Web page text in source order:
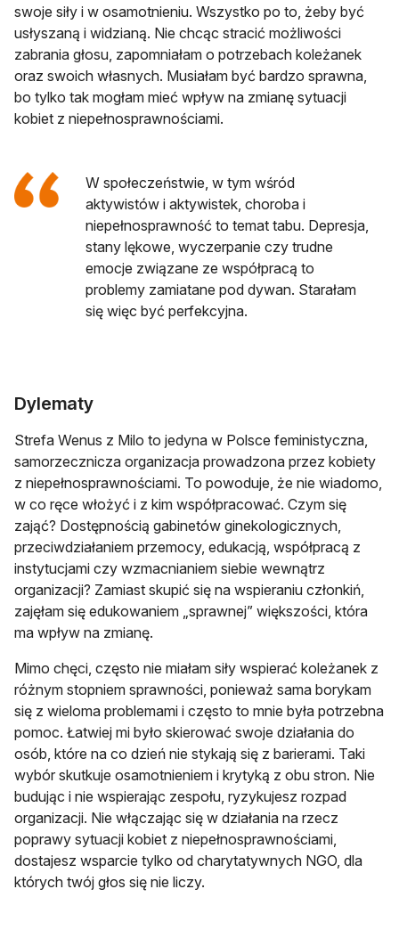
swoje siły i w osamotnieniu. Wszystko po to, żeby być
usłyszaną i widzianą. Nie chcąc stracić możliwości
zabrania głosu, zapomniałam o potrzebach koleżanek
oraz swoich własnych. Musiałam być bardzo sprawna,
bo tylko tak mogłam mieć wpływ na zmianę sytuacji
kobiet z niepełnosprawnościami.
W społeczeństwie, w tym wśród
aktywistów i aktywistek, choroba i
niepełnosprawność to temat tabu. Depresja,
stany lękowe, wyczerpanie czy trudne
emocje związane ze współpracą to
problemy zamiatane pod dywan. Starałam
się więc być perfekcyjna.
Dylematy
Strefa Wenus z Milo to jedyna w Polsce feministyczna,
samorzecznicza organizacja prowadzona przez kobiety
z niepełnosprawnościami. To powoduje, że nie wiadomo,
w co ręce włożyć i z kim współpracować. Czym się
zająć? Dostępnością gabinetów ginekologicznych,
przeciwdziałaniem przemocy, edukacją, współpracą z
instytucjami czy wzmacnianiem siebie wewnątrz
organizacji? Zamiast skupić się na wspieraniu członkiń,
zajęłam się edukowaniem „sprawnej” większości, która
ma wpływ na zmianę.
Mimo chęci, często nie miałam siły wspierać koleżanek z
różnym stopniem sprawności, ponieważ sama borykam
się z wieloma problemami i często to mnie była potrzebna
pomoc. Łatwiej mi było skierować swoje działania do
osób, które na co dzień nie stykają się z barierami. Taki
wybór skutkuje osamotnieniem i krytyką z obu stron. Nie
budując i nie wspierając zespołu, ryzykujesz rozpad
organizacji. Nie włączając się w działania na rzecz
poprawy sytuacji kobiet z niepełnosprawnościami,
dostajesz wsparcie tylko od charytatywnych NGO, dla
których twój głos się nie liczy.